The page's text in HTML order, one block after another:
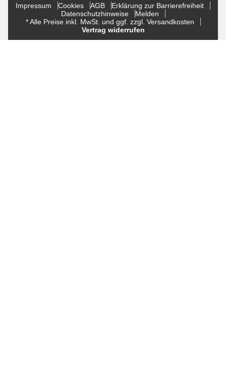
Impressum Cookies AGB
Erklärung zur Barrierefreiheit
Datenschutzhinweise
Melden
* Alle Preise inkl. MwSt. und ggf. zzgl. Versandkosten
Vertrag widerrufen